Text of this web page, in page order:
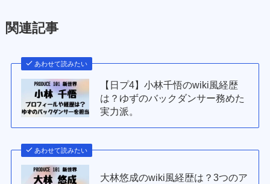
関連記事
あわせて読みたい
【日プ4】小林千悟のwiki風経歴
は？ゆずのバックダンサー務めた
実力派。
あわせて読みたい
大林悠成のwiki風経歴は？3つのア